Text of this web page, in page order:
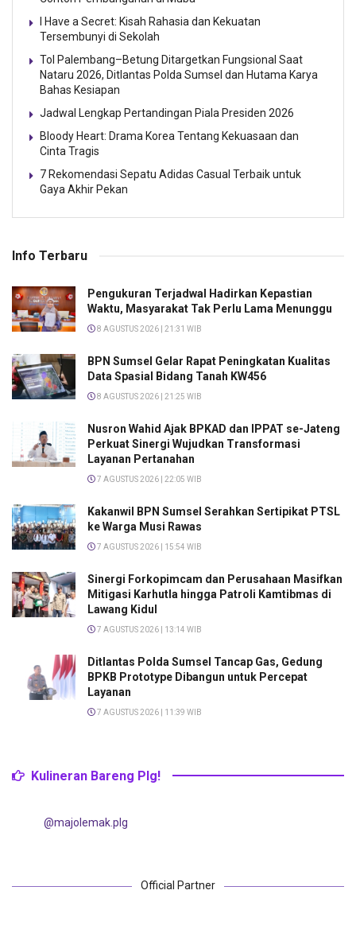
I Have a Secret: Kisah Rahasia dan Kekuatan
Tersembunyi di Sekolah
Tol Palembang–Betung Ditargetkan Fungsional Saat
Nataru 2026, Ditlantas Polda Sumsel dan Hutama Karya
Bahas Kesiapan
Jadwal Lengkap Pertandingan Piala Presiden 2026
Bloody Heart: Drama Korea Tentang Kekuasaan dan
Cinta Tragis
7 Rekomendasi Sepatu Adidas Casual Terbaik untuk
Gaya Akhir Pekan
Info Terbaru
Pengukuran Terjadwal Hadirkan Kepastian
Waktu, Masyarakat Tak Perlu Lama Menunggu
8 AGUSTUS 2026 | 21:31 WIB
BPN Sumsel Gelar Rapat Peningkatan Kualitas
Data Spasial Bidang Tanah KW456
8 AGUSTUS 2026 | 21:25 WIB
Nusron Wahid Ajak BPKAD dan IPPAT se-Jateng
Perkuat Sinergi Wujudkan Transformasi
Layanan Pertanahan
7 AGUSTUS 2026 | 22:05 WIB
Kakanwil BPN Sumsel Serahkan Sertipikat PTSL
ke Warga Musi Rawas
7 AGUSTUS 2026 | 15:54 WIB
Sinergi Forkopimcam dan Perusahaan Masifkan
Mitigasi Karhutla hingga Patroli Kamtibmas di
Lawang Kidul
7 AGUSTUS 2026 | 13:14 WIB
Ditlantas Polda Sumsel Tancap Gas, Gedung
BPKB Prototype Dibangun untuk Percepat
Layanan
7 AGUSTUS 2026 | 11:39 WIB
Kulineran Bareng Plg!
@majolemak.plg
Official Partner